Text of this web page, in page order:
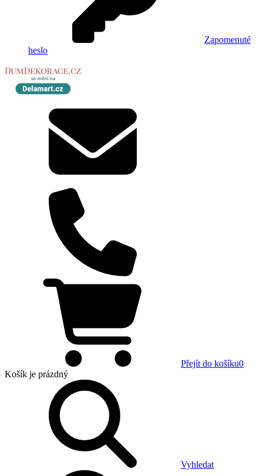
Zapomenuté
heslo
Přejít do košíku0
Košík je prázdný
Vyhledat